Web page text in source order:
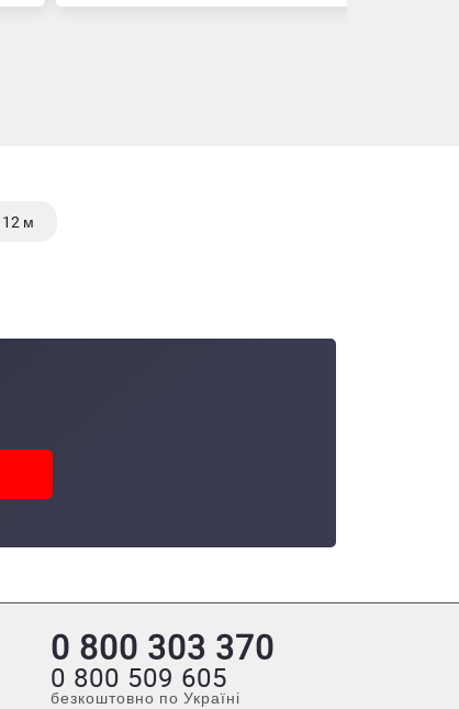
12 м
0 800 303 370
0 800 509 605
безкоштовно по Україні